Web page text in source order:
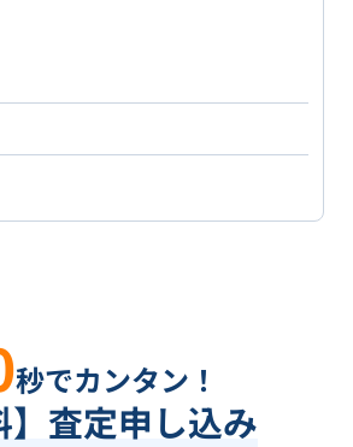
秒でカンタン！
】査定申し込み